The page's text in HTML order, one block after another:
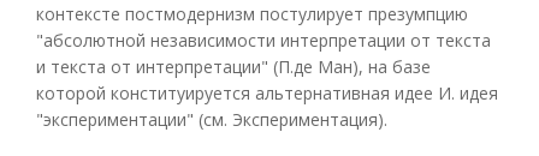
контексте постмодернизм постулирует презумпцию
"абсолютной независимости интерпретации от текста
и текста от интерпретации" (П.де Ман), на базе
которой конституируется альтернативная идее И. идея
"экспериментации" (см. Экспериментация).